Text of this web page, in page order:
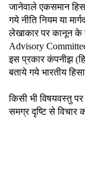
जानेवाले एकसमान
गये नीति नियम या
लेखाकार पर कानून के
Advisory
इस प्रकार कंपनीझ
बताये गये भारतीय
किसी भी विषयवस्तु
समग्र दृष्टि से विचार